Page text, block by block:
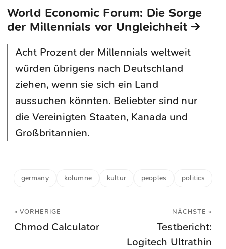
World Economic Forum: Die Sorge
der Millennials vor Ungleichheit →
Acht Prozent der Millennials weltweit
würden übrigens nach Deutschland
ziehen, wenn sie sich ein Land
aussuchen könnten. Beliebter sind nur
die Vereinigten Staaten, Kanada und
Großbritannien.
germany kolumne kultur peoples politics
« VORHERIGE
Chmod Calculator
NÄCHSTE »
Testbericht:
Logitech Ultrathin